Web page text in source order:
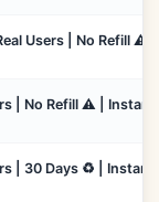
Users | No Refill ⚠️
| No Refill ⚠️ | Instant
| 30 Days ♻️ | Instant